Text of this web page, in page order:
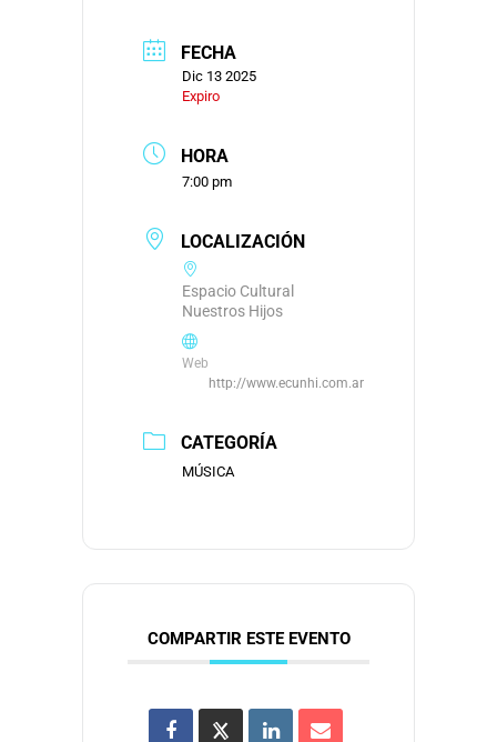
FECHA
Dic 13 2025
Expiro
HORA
7:00 pm
LOCALIZACIÓN
Espacio Cultural
Nuestros Hijos
Web
http://www.ecunhi.com.ar
CATEGORÍA
MÚSICA
COMPARTIR ESTE EVENTO